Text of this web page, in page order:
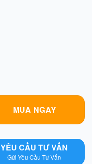
MUA NGAY
YÊU CẦU TƯ VẤN
Gửi Yêu Cầu Tư Vấn